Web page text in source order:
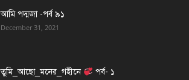
আমি পদ্মজা -পর্ব ৯১
December 31, 2021
তুমি_আছো_মনের_গহীনে পর্ব- ১